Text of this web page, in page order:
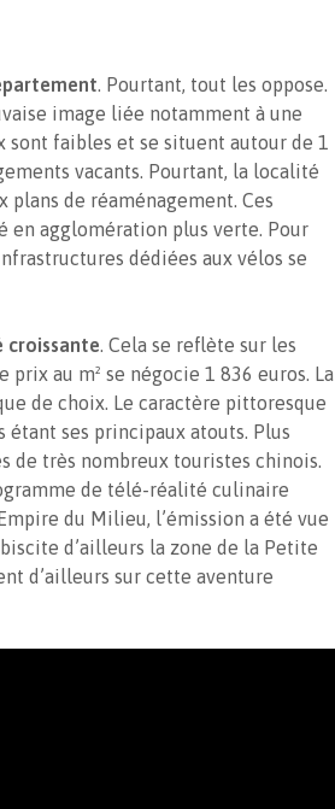
. Pourtant, tout les oppose.
image liée notamment à une
sont faibles et se situent autour de 1
vacants. Pourtant, la localité
plans de réaménagement. Ces
en agglomération plus verte. Pour
dédiées aux vélos se
croissante. Cela se reflète sur les
au m² se négocie 1 836 euros. La
de choix. Le caractère pittoresque
étant ses principaux atouts. Plus
de très nombreux touristes chinois.
de télé-réalité culinaire
du Milieu, l’émission a été vue
d’ailleurs la zone de la Petite
d’ailleurs sur cette aventure